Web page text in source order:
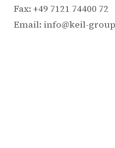
Fax: +49 7121 74400 72
Email: info@keil-